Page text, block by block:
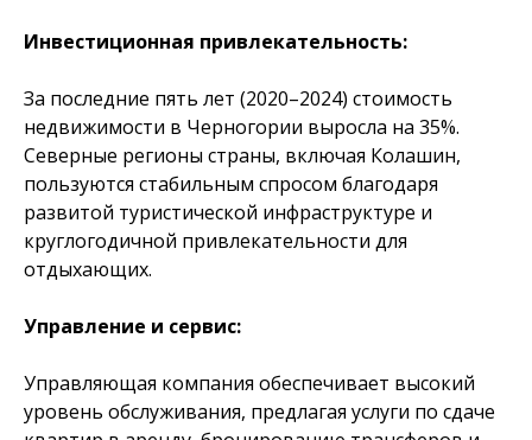
Инвестиционная привлекательность:
За последние пять лет (2020–2024) стоимость
недвижимости в Черногории выросла на 35%.
Северные регионы страны, включая Колашин,
пользуются стабильным спросом благодаря
развитой туристической инфраструктуре и
круглогодичной привлекательности для
отдыхающих.
Управление и сервис:
Управляющая компания обеспечивает высокий
уровень обслуживания, предлагая услуги по сдаче